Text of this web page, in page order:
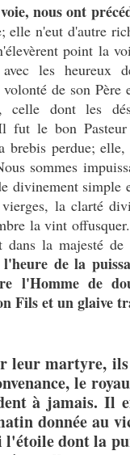
nous ont
elle n'eut d'autre
point la
les heureux
de son
dont les
fut le bon
brebis perdue;
sommes
divinement simple
la clarté
la vint
dans la majesté
de la
l'Homme de
Fils et un glaive
leur martyre,
le
à jamais. Il
donnée au
l'étoile dont la